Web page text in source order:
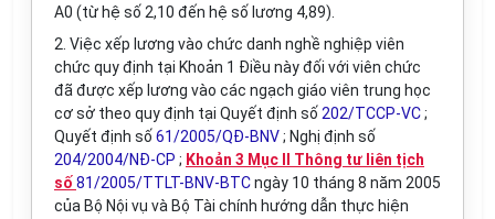
A0 (từ hệ số 2,10 đến hệ số lương 4,89).
2. Việc xếp lương vào chức danh nghề nghiệp viên
chức quy định tại Khoản 1 Điều này đối với viên chức
đã được xếp lương vào các ngạch giáo viên trung học
cơ sở theo quy định tại Quyết định số 202/TCCP-VC;
Quyết định số 61/2005/QĐ-BNV; Nghị định số
204/2004/NĐ-CP ; Khoản 3 Mục II Thông tư liên tịch
số 81/2005/TTLT-BNV-BTCngày 10 tháng 8 năm 2005
của Bộ Nội vụ và Bộ Tài chính hướng dẫn thực hiện